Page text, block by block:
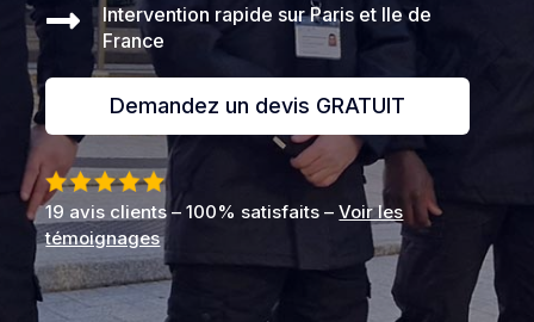

Intervention rapide sur Paris et Ile de
France
Demandez un devis GRATUIT
19 avis clients – 100% satisfaits –Voir les
témoignages